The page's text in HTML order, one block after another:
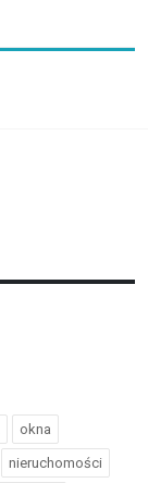
okna
nieruchomości